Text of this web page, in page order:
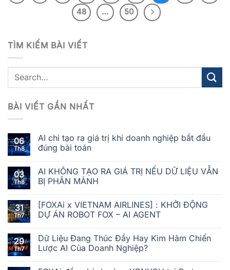
48
… 50
TÌM KIẾM BÀI VIẾT
BÀI VIẾT GẦN NHẤT
06
Th8
AI chỉ tạo ra giá trị khi doanh nghiệp bắt đầu
đúng bài toán
03
Th8
AI KHÔNG TẠO RA GIÁ TRỊ NẾU DỮ LIỆU VẪN
BỊ PHÂN MẢNH
31
Th7
[FOXAi x VIETNAM AIRLINES] : KHỞI ĐỘNG
DỰ ÁN ROBOT FOX – AI AGENT
29
Th7
Dữ Liệu Đang Thúc Đẩy Hay Kìm Hãm Chiến
Lược AI Của Doanh Nghiệp?